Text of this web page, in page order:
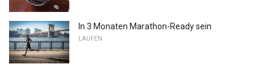
In 3 Monaten Marathon-Ready sein
LAUFEN